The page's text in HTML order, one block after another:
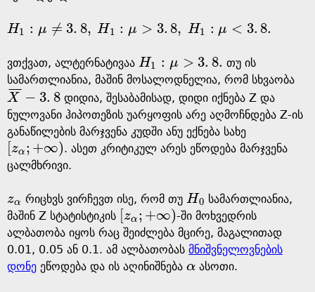
H1 : μ ≠ 3. 8, H1 : μ > 3. 8, H1 : μ < 3. 8.
H1 μ ≠3 .8, H1:μ >3.8 , H1 :μ <3 .8.
ვთქვათ, ალტერნატივაა H1 : μ > 3. 8.
H1 μ >3 .8.
თუ ის
სამართლიანია, მაშინ მოსალოდნელია, რომ სხვაობა
X
¯¯
¯ − 3. 8
X¯ 3. 8
დიდია, შესაბამისად, დიდი იქნება Z და
ნულოვანი ჰიპოთეზის უარყოფის არე აღმოჩნდება Z-ის
განაწილების მარჯვენა კუდში ანუ ექნება სახე
[zα ; +∞)
zα;+∞)
. ასეთ კრიტიკულ არეს ეწოდება მარჯვენა
ცალმხრივი.
zα
zα რიცხვს ვირჩევთ ისე, რომ თუ H0
H0 სამართლიანია,
მაშინ Z სტატისტიკის [zα ; +∞)
zα;+∞)
-ში მოხვედრის
ალბათობა იყოს რაც შეიძლება მცირე, მაგალითად
0.01, 0.05 ან 0.1. ამ ალბათობას მნიშვნელოვნების
დონე ეწოდება და ის აღინიშნება α
α ასოთი.